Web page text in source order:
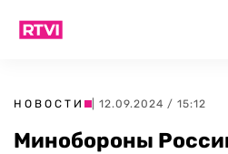
НОВОСТИ | 12.09.2024 / 15:12
Минобороны